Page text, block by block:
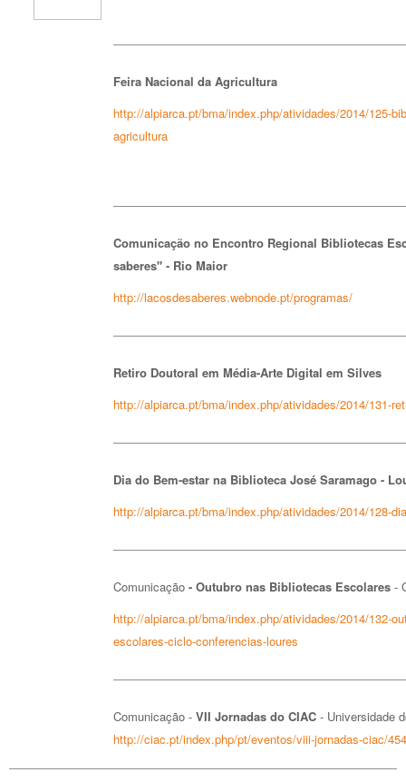
Feira Nacional da Agricultura
http://alpiarca.pt/bma/index.php/atividades/2014/125-
agricultura
Comunicação no Encontro Regional Bibliotecas
saberes" - Rio Maior
http://lacosdesaberes.webnode.pt/programas/
Retiro Doutoral em Média-Arte Digital em Silves
http://alpiarca.pt/bma/index.php/atividades/2014/131-
Dia do Bem-estar na Biblioteca José Saramago -
http://alpiarca.pt/bma/index.php/atividades/2014/128-
Comunicação - Outubro nas Bibliotecas Escolares -
http://alpiarca.pt/bma/index.php/atividades/2014/132-
escolares-ciclo-conferencias-loures
Comunicação - VII Jornadas do CIAC - Universidade
http://ciac.pt/index.php/pt/eventos/viii-jornadas-ciac/